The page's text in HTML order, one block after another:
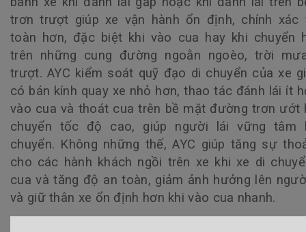
trơn trượt giúp xe vận hành ổn định, chính xác
toàn hơn, đặc biệt khi vào cua hay khi chuyển
trên những cung đường ngoằn ngoèo, trời
trượt. AYC kiểm soát quỹ đạo di chuyển của xe
có bán kính quay xe nhỏ hơn, thao tác đánh lái ít
vào cua và thoát cua trên bề mặt đường trơn ướt
chuyển tốc độ cao, giúp người lái vững tâm
chuyển. Không những thế, AYC giúp tăng sự
cho các hành khách ngồi trên xe khi xe di
cua và tăng độ an toàn, giảm ảnh hưởng lên
và giữ thân xe ổn định hơn khi vào cua nhanh.